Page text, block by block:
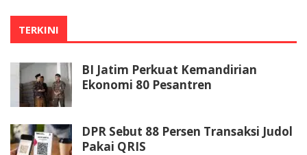
TERKINI
BI Jatim Perkuat Kemandirian
Ekonomi 80 Pesantren
DPR Sebut 88 Persen Transaksi Judol
Pakai QRIS